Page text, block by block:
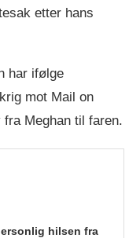
etter hans
har ifølge
mot Mail on
Meghan til faren.
hilsen fra